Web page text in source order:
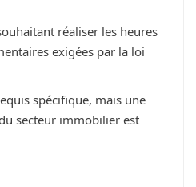
réaliser les heures
exigées par la loi
spécifique, mais une
secteur immobilier est